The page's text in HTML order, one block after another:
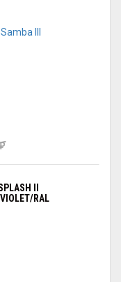
II
RAL